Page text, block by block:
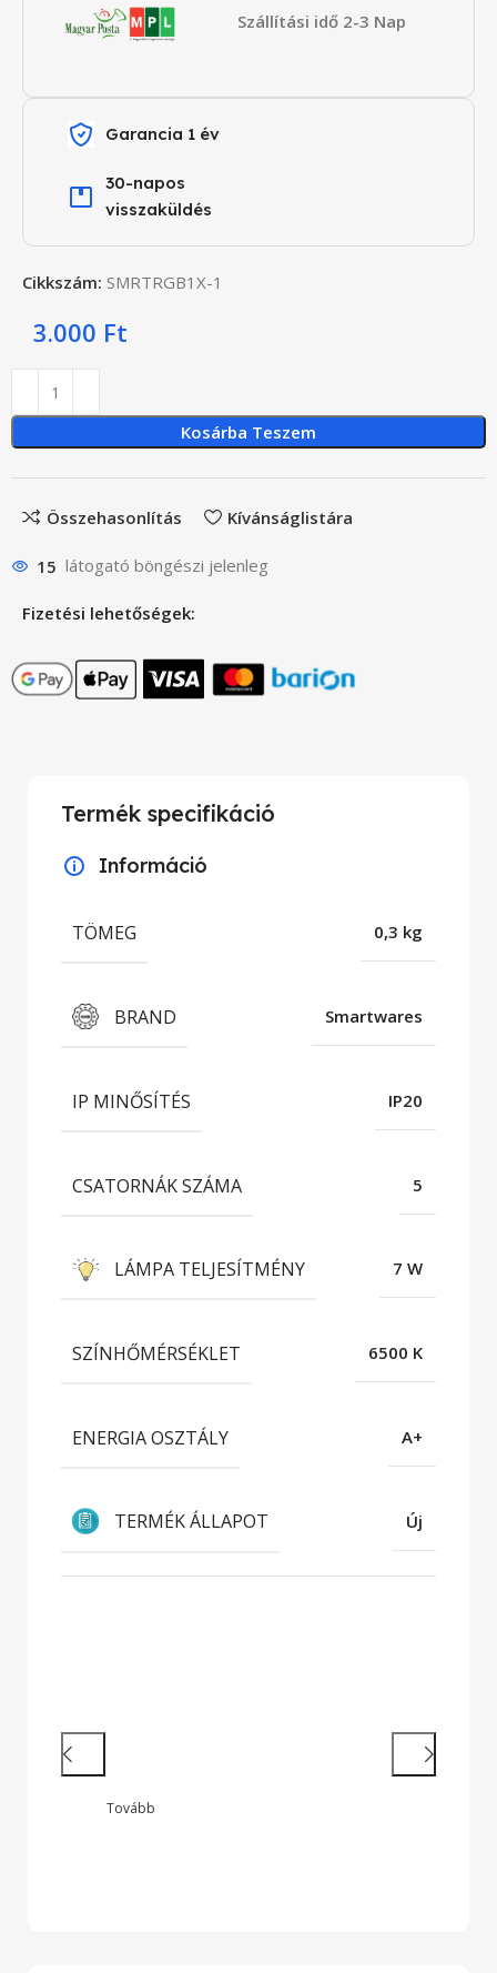
Szállítási idő 2-3 Nap
Garancia 1 év
30-napos
visszaküldés
Cikkszám:SMRTRGB1X-1
3.000 Ft
Kosárba Teszem
Összehasonlítás Kívánságlistára
15 látogató böngészi jelenleg
Fizetési lehetőségek:
Termék specifikáció
Információ
TÖMEG 0,3 kg
BRAND Smartwares
IP MINŐSÍTÉS IP20
CSATORNÁK SZÁMA 5
LÁMPA TELJESÍTMÉNY 7 W
SZÍNHŐMÉRSÉKLET 6500 K
ENERGIA OSZTÁLY A+
TERMÉK ÁLLAPOT Új
1-ben készülékek legendás
Tovább